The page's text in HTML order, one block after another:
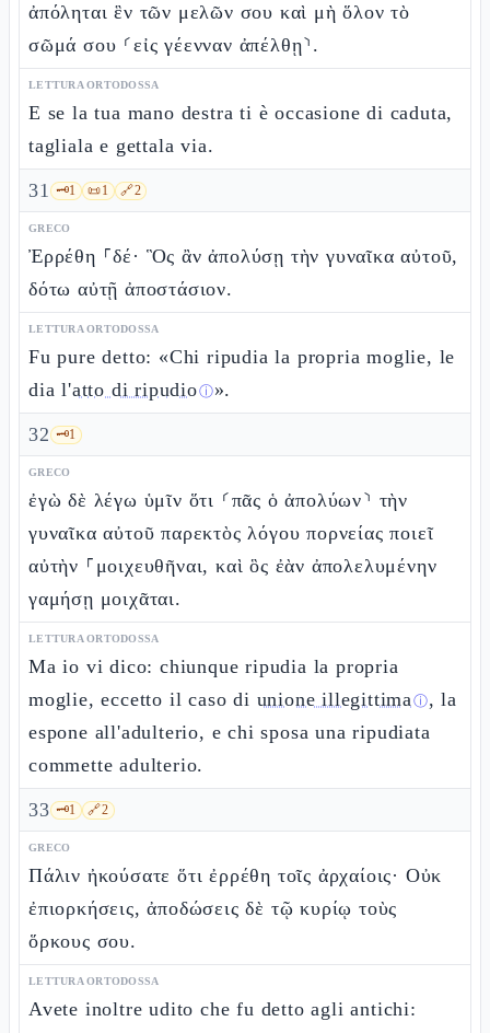
ἀπόληται ἓν τῶν μελῶν σου καὶ μὴ ὅλον τὸ
σῶμά σου ⸂εἰς γέενναν ἀπέλθῃ⸃.
LETTURA ORTODOSSA
E se la tua mano destra ti è occasione di caduta,
tagliala e gettala via.
31 🗝️1 📜1 🔗2
GRECO
Ἐρρέθη ⸀δέ· Ὃς ἂν ἀπολύσῃ τὴν γυναῖκα αὐτοῦ,
δότω αὐτῇ ἀποστάσιον.
LETTURA ORTODOSSA
Fu pure detto: «Chi ripudia la propria moglie, le
dia l'atto di ripudioⓘ».
32 🗝️1
GRECO
ἐγὼ δὲ λέγω ὑμῖν ὅτι ⸂πᾶς ὁ ἀπολύων⸃ τὴν
γυναῖκα αὐτοῦ παρεκτὸς λόγου πορνείας ποιεῖ
αὐτὴν ⸀μοιχευθῆναι, καὶ ὃς ἐὰν ἀπολελυμένην
γαμήσῃ μοιχᾶται.
LETTURA ORTODOSSA
Ma io vi dico: chiunque ripudia la propria
moglie, eccetto il caso di unione illegittimaⓘ, la
espone all'adulterio, e chi sposa una ripudiata
commette adulterio.
33 🗝️1 🔗2
GRECO
Πάλιν ἠκούσατε ὅτι ἐρρέθη τοῖς ἀρχαίοις· Οὐκ
ἐπιορκήσεις, ἀποδώσεις δὲ τῷ κυρίῳ τοὺς
ὅρκους σου.
LETTURA ORTODOSSA
Avete inoltre udito che fu detto agli antichi: